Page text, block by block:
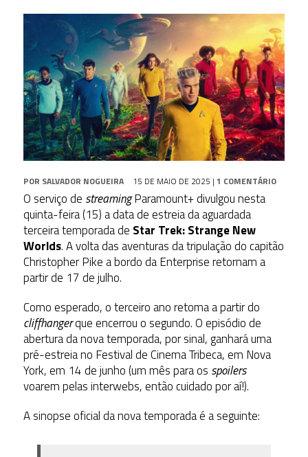
POR SALVADOR NOGUEIRA 15 DE MAIO DE 2025 | 1 COMENTÁRIO
O serviço de streamingParamount+ divulgou nesta
quinta-feira (15) a data de estreia da aguardada
terceira temporada de Star Trek: Strange New
Worlds. A volta das aventuras da tripulação do capitão
Christopher Pike a bordo da Enterprise retornam a
partir de 17 de julho.
Como esperado, o terceiro ano retoma a partir do
cliffhangerque encerrou o segundo. O episódio de
abertura da nova temporada, por sinal, ganhará uma
pré-estreia no Festival de Cinema Tribeca, em Nova
York, em 14 de junho (um mês para os spoilers
voarem pelas interwebs, então cuidado por aí!).
A sinopse oficial da nova temporada é a seguinte: